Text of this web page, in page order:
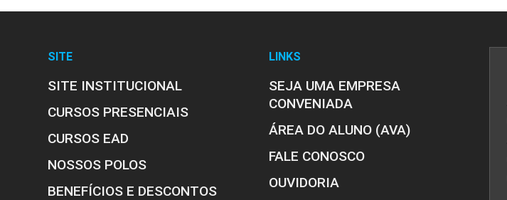
SITE
SITE INSTITUCIONAL
CURSOS PRESENCIAIS
CURSOS EAD
NOSSOS POLOS
BENEFÍCIOS E DESCONTOS
LINKS
SEJA UMA EMPRESA
CONVENIADA
ÁREA DO ALUNO (AVA)
FALE CONOSCO
OUVIDORIA